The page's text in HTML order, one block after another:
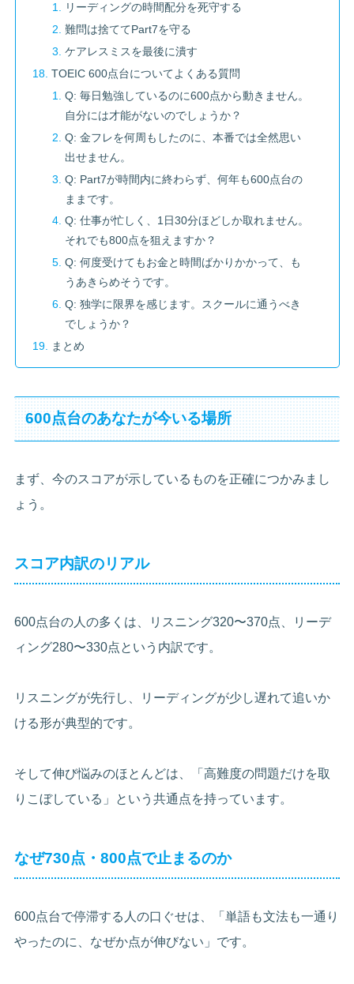
リーディングの時間配分を死守する
難問は捨ててPart7を守る
ケアレスミスを最後に潰す
TOEIC 600点台についてよくある質問
Q: 毎日勉強しているのに600点から動きません。
自分には才能がないのでしょうか？
Q: 金フレを何周もしたのに、本番では全然思い
出せません。
Q: Part7が時間内に終わらず、何年も600点台の
ままです。
Q: 仕事が忙しく、1日30分ほどしか取れません。
それでも800点を狙えますか？
Q: 何度受けてもお金と時間ばかりかかって、も
うあきらめそうです。
Q: 独学に限界を感じます。スクールに通うべき
でしょうか？
まとめ
600点台のあなたが今いる場所
まず、今のスコアが示しているものを正確につかみまし
ょう。
スコア内訳のリアル
600点台の人の多くは、リスニング320〜370点、リーデ
ィング280〜330点という内訳です。
リスニングが先行し、リーディングが少し遅れて追いか
ける形が典型的です。
そして伸び悩みのほとんどは、「高難度の問題だけを取
りこぼしている」という共通点を持っています。
なぜ730点・800点で止まるのか
600点台で停滞する人の口ぐせは、「単語も文法も一通り
やったのに、なぜか点が伸びない」です。